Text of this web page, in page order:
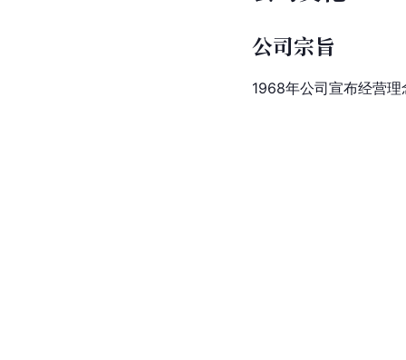
公司宗旨
1968年公司宣布经营